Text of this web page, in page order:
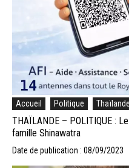
Accueil Politique Thaïlande
THAÏLANDE – POLITIQUE :
famille Shinawatra
Date de publication : 08/09/2023